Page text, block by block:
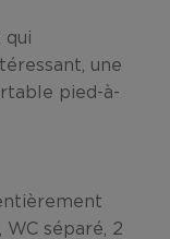
qui
une
pied-à-
séparé, 2